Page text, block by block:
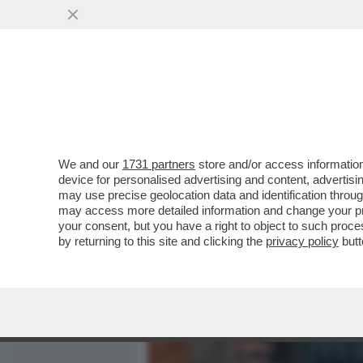
RISHI SUNAK HA
JOHNSON: HA
VAI ALL'ARTICOLO
We and our 1731 partners store and/or access
device for personalised advertising and content,
may use precise geolocation data and identification
may access more detailed information and change your
your consent, but you have a right to object to such
by returning to this site and clicking the privacy policy